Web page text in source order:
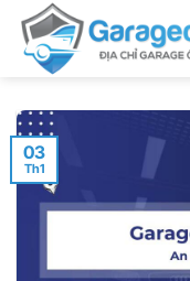
qua
03
Th1